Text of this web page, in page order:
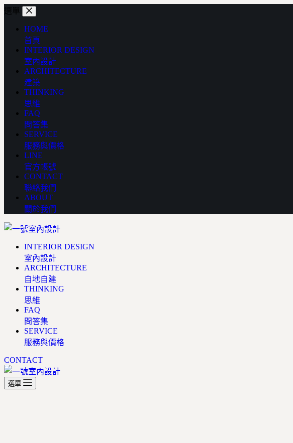
跳
選單
HOME
首頁
INTERIOR DESIGN
室內設計
ARCHITECTURE
建築
THINKING
思維
FAQ
問答集
SERVICE
服務與價格
LINE
官方帳號
CONTACT
聯絡我們
ABOUT
關於我們
INTERIOR DESIGN
室內設計
ARCHITECTURE
自地自建
THINKING
思維
FAQ
問答集
SERVICE
服務與價格
CONTACT
選單